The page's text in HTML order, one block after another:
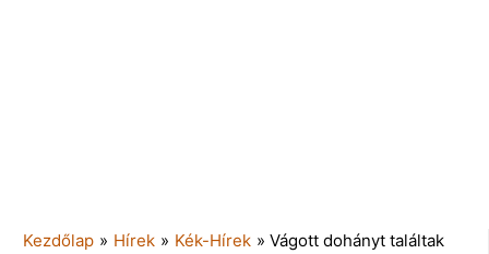
Kezdőlap » Hírek » Kék-Hírek » Vágott dohányt találtak